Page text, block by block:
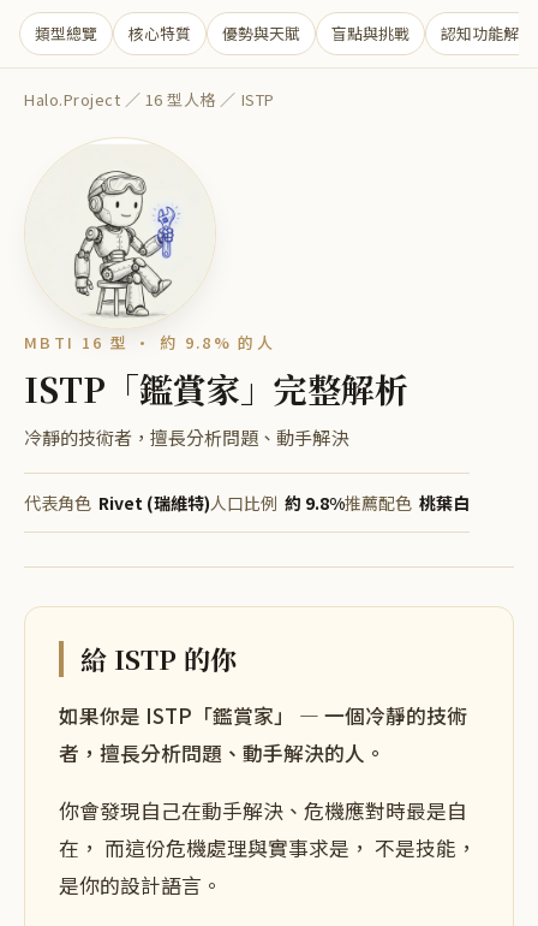
類型總覽 核心特質 優勢與天賦 盲點與挑戰 認知功能解析
Halo.Project ／ 16 型人格 ／ ISTP
MBTI 16 型 · 約 9.8% 的人
ISTP 「鑑賞家 」完整解析
冷靜的技術者，擅長分析問題、動手解決
代表角色 Rivet (瑞維特)人口比例 約 9.8%推薦配色 桃葉白
給 ISTP 的你
如果你是 ISTP 「鑑賞家 」 — 一個冷靜的技術
者，擅長分析問題、動手解決的人。
你會發現自己在動手解決、危機應對時最是自
在， 而這份危機處理與實事求是 ， 不是技能，
是你的設計語言。